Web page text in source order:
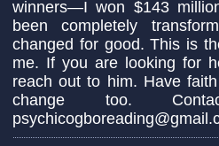
winners—I won $143
been completely
changed for good. This is
me. If you are looking for
reach out to him. Have
change too.